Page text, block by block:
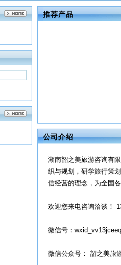
推荐产品
公司介绍
湖南韶之美旅游咨询有
织与规划，研学旅行策
信经营的理念，为全国
欢迎您来电咨询洽谈！
微信号：
微信公众号： 韶之美旅